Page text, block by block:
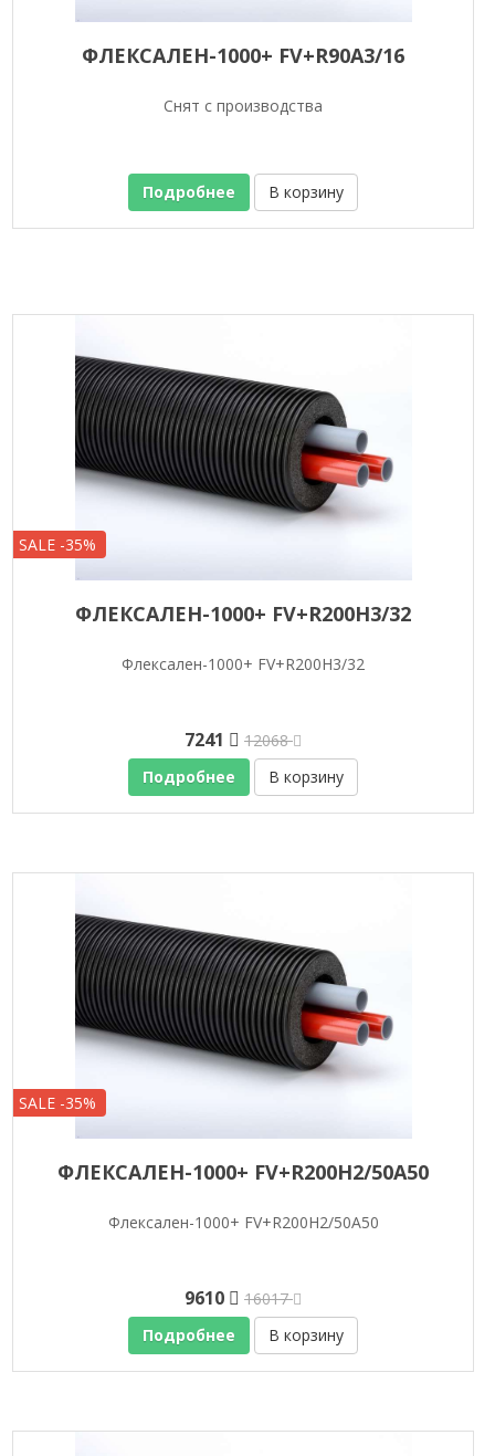
ФЛЕКСАЛЕН-1000+ FV+R90A3/16
Снят с производства
Подробнее В корзину
SALE -35%
ФЛЕКСАЛЕН-1000+ FV+R200H3/32
Флексален-1000+ FV+R200H3/32
7241
12068
Подробнее
В корзину
SALE -35%
ФЛЕКСАЛЕН-1000+ FV+R200H2/50A50
Флексален-1000+ FV+R200H2/50A50
9610
16017
Подробнее
В корзину